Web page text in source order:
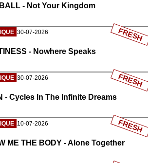
- Not Your Kingdom
30-07-2026
- Nowhere Speaks
FRESH
30-07-2026
- Cycles In The Infinite Dreams
FRESH
10-07-2026
ME THE BODY - Alone Together
FRESH